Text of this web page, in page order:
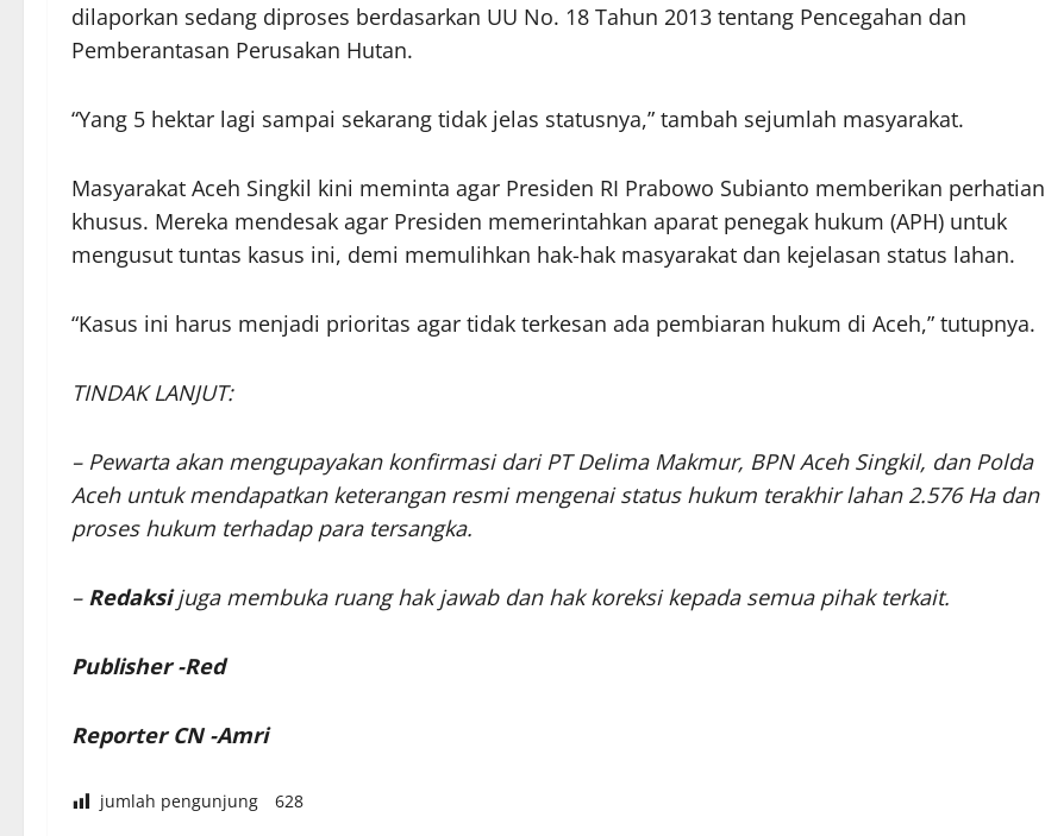
dilaporkan sedang diproses berdasarkan UU No. 18 Tahun 2013 tentang Pencegahan dan
Pemberantasan Perusakan Hutan.
“Yang 5 hektar lagi sampai sekarang tidak jelas statusnya,” tambah sejumlah masyarakat.
Masyarakat Aceh Singkil kini meminta agar Presiden RI Prabowo Subianto memberikan perhatian
khusus. Mereka mendesak agar Presiden memerintahkan aparat penegak hukum (APH) untuk
mengusut tuntas kasus ini, demi memulihkan hak-hak masyarakat dan kejelasan status lahan.
“Kasus ini harus menjadi prioritas agar tidak terkesan ada pembiaran hukum di Aceh,” tutupnya.
TINDAK LANJUT:
– Pewarta akan mengupayakan konfirmasi dari PT Delima Makmur, BPN Aceh Singkil, dan Polda
Aceh untuk mendapatkan keterangan resmi mengenai status hukum terakhir lahan 2.576 Ha dan
proses hukum terhadap para tersangka.
– Redaksijuga membuka ruang hak jawab dan hak koreksi kepada semua pihak terkait.
Publisher -Red
Reporter CN -Amri
jumlah pengunjung 628